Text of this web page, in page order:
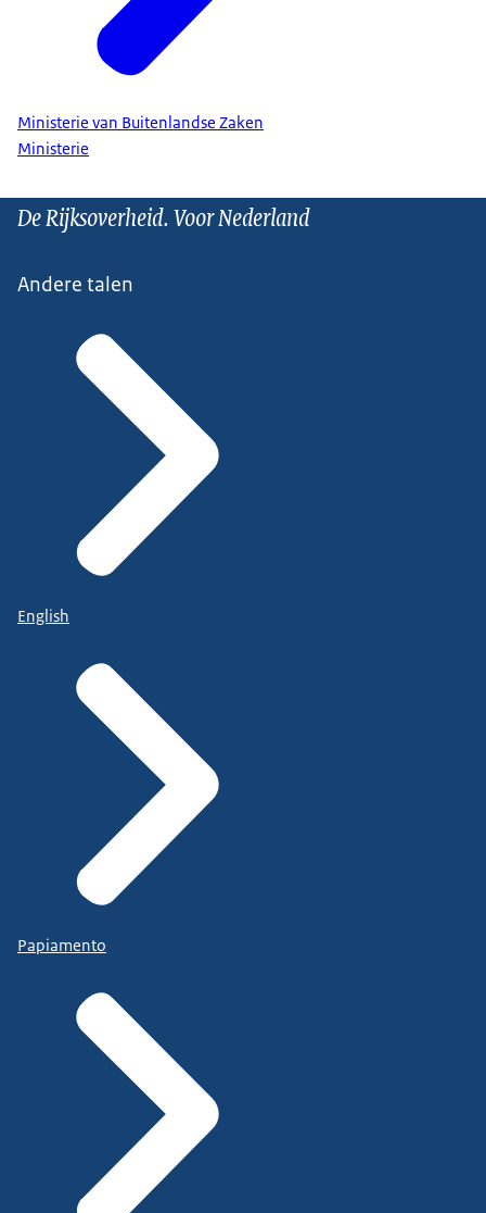
Ministerie van Buitenlandse Zaken
Ministerie
De Rijksoverheid. Voor Nederland
Andere talen
English
Papiamento